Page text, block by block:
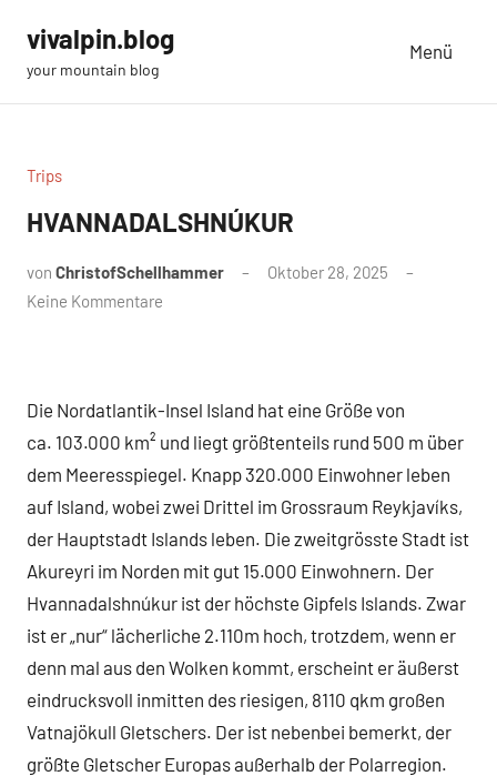
Inhalt
springen
vivalpin.blog
your mountain blog
Menü
Trips
HVANNADALSHNÚKUR
von ChristofSchellhammer
Oktober 28, 2025
Keine Kommentare
Die Nordatlantik-Insel Island hat eine Größe von
ca. 103.000 km² und liegt größtenteils rund 500 m über
dem Meeresspiegel. Knapp 320.000 Einwohner leben
auf Island, wobei zwei Drittel im Grossraum Reykjavíks,
der Hauptstadt Islands leben. Die zweitgrösste Stadt ist
Akureyri im Norden mit gut 15.000 Einwohnern. Der
Hvannadalshnúkur ist der höchste Gipfels Islands. Zwar
ist er „nur“ lächerliche 2.110m hoch, trotzdem, wenn er
denn mal aus den Wolken kommt, erscheint er äußerst
eindrucksvoll inmitten des riesigen, 8110 qkm großen
Vatnajökull Gletschers. Der ist nebenbei bemerkt, der
größte Gletscher Europas außerhalb der Polarregion.